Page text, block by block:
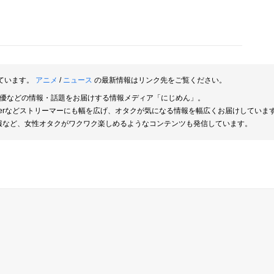
います。 アニメ / ニュース の最新情報はリンク先をご覧ください。
どの情報・話題をお届けする情報メディア「にじめん」。
どストリーマーにも幅を広げ、オタクが気になる情報を幅広くお届けしていま
ど、女性オタクがワクワク楽しめるようなコンテンツも発信しています。